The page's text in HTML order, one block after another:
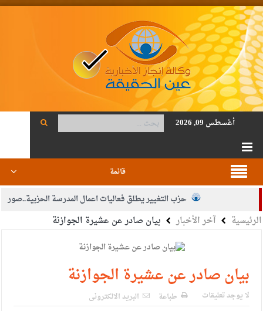
أغسطس 09, 2026
قائمة
حزب التغيير يطلق فعاليات اعمال المدرسة الحزبية..صور
الجيش يفتح باب التجنيد لحملة البكالوريوس في الحقوق والقانون
بيان اجتماع عمّان:دعم الوصاية الهاشمية التاريخية على المقدسات
الإسلامية والمسيحية
الأمن يتلف 16 مليون حبة كبتاجون و1480 كغم مواد مخدرة
الرئيسية آخر الأخبار بيان صادر عن عشيرة الجوازنة
بيان صادر عن عشيرة الجوازنة
لا يوجد تعليقات طباعة البريد الالكترونى